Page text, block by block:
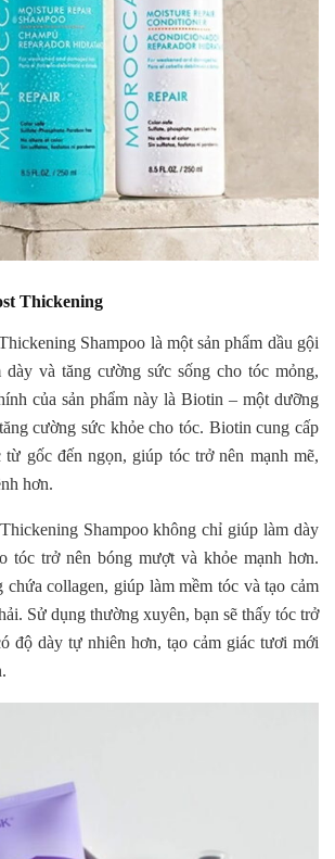
Thickening
Shampoo là một sản phẩm dầu gội
và tăng cường sức sống cho tóc mỏng,
của sản phẩm này là Biotin – một dưỡng
cường sức khỏe cho tóc. Biotin cung cấp
từ gốc đến ngọn, giúp tóc trở nên mạnh mẽ,
hơn.
Shampoo không chỉ giúp làm dày
tóc trở nên bóng mượt và khỏe mạnh hơn.
chứa collagen, giúp làm mềm tóc và tạo cảm
Sử dụng thường xuyên, bạn sẽ thấy tóc trở
độ dày tự nhiên hơn, tạo cảm giác tươi mới